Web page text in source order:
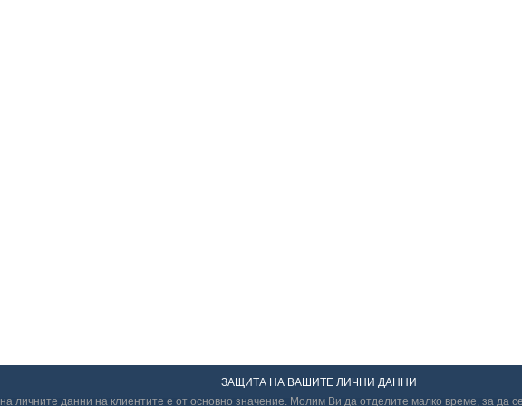
ЗАЩИТА НА ВАШИТЕ ЛИЧНИ ДАННИ
личните данни на клиентите е от основно значение. Молим Ви да отделите малко време, за да